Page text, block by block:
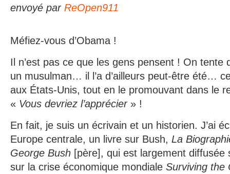
envoyé par ReOpen911
Méfiez-vous d’Obama !
Il n’est pas ce que les gens pensent ! On tente
un musulman… il l’a d’ailleurs peut-être été…
aux États-Unis, tout en le promouvant dans le
« Vous devriez l’apprécier » !
En fait, je suis un écrivain et un historien. J’ai
Europe centrale, un livre sur Bush, La
George Bush [père], qui est largement diffusée
sur la crise économique mondiale Surviving the